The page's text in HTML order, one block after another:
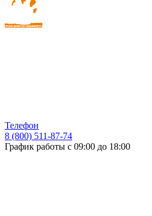
Телефон
8 (800) 511-87-74
График работы с 09:00 до 18:00